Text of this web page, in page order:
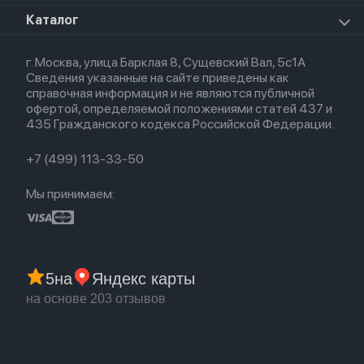
Apple Watch Ultra
Airpods Max
Airpods 2
Airpods (1-е)
AirTag
Для iPhone
Для Apple Watch
О магазине
Политика конфиденциальности
Оплата и доставка
Партнерская программа
Гарантия
Обмен и возврат
Trade-in
Каталог
Новые поступления
Популярное
Акции
г. Москва, улица Барклая 8, Сущевский Вал, 5с1А
Сведения указанные на сайте приведены как
справочная информация и не являются публичной
офертой, определяемой положениями статей 437 и
435 Гражданского кодекса Российской Федерации.
+7 (499) 113-33-50
Мы принимаем:
5на Яндекс карты
на основе 203 отзывов